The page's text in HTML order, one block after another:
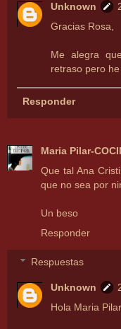
Unknown
Gracias Rosa,
Me alegra
retraso pero
Responder
Maria Pilar-
Que tal Ana
que no sea por
Un beso
Responder
Respuestas
Unknown
Hola Maria Pilar,